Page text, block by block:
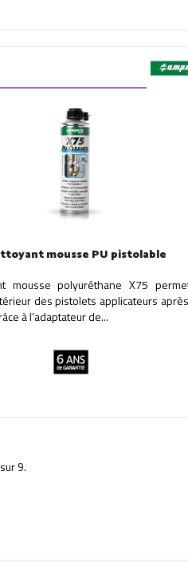
mousse PU pistolable
mousse polyuréthane X75
des pistolets applicateurs
à l’adaptateur de...
9.